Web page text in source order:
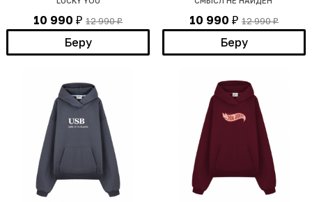
10 990 ₽ 12 990₽
Беру
10 990 ₽ 12 990₽
Беру